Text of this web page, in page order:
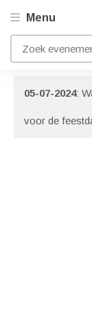
Menu
Artikelen
Bekijk ook onze
05-07-2024:
voor de